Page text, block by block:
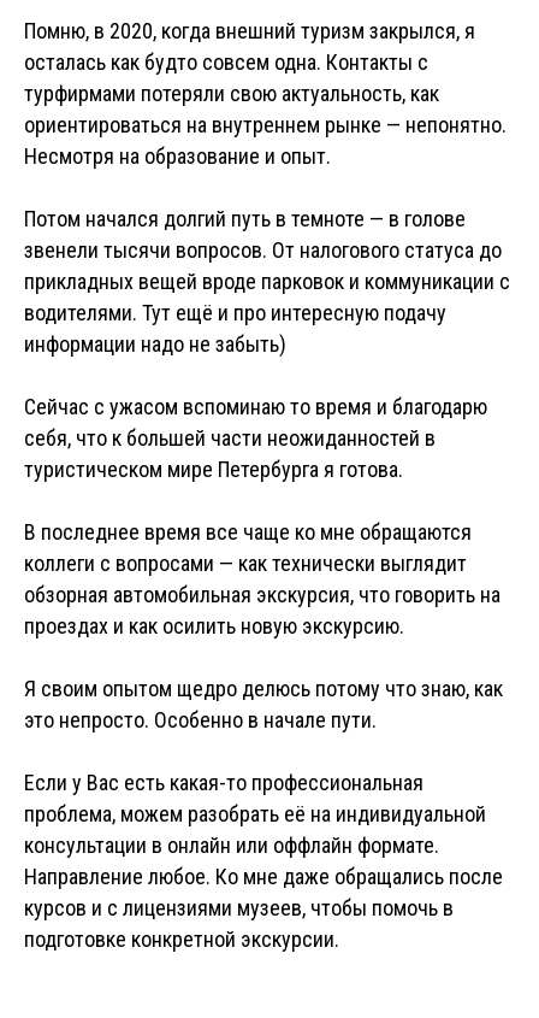
Помню, в 2020, когда внешний туризм закрылся, я
осталась как будто совсем одна. Контакты с
турфирмами потеряли свою актуальность, как
ориентироваться на внутреннем рынке — непонятно.
Несмотря на образование и опыт.
Потом начался долгий путь в темноте — в голове
звенели тысячи вопросов. От налогового статуса до
прикладных вещей вроде парковок и коммуникации с
водителями. Тут ещё и про интересную подачу
информации надо не забыть)
Сейчас с ужасом вспоминаю то время и благодарю
себя, что к большей части неожиданностей в
туристическом мире Петербурга я готова.
В последнее время все чаще ко мне обращаются
коллеги с вопросами — как технически выглядит
обзорная автомобильная экскурсия, что говорить на
проездах и как осилить новую экскурсию.
Я своим опытом щедро делюсь потому что знаю, как
это непросто. Особенно в начале пути.
Если у Вас есть какая-то профессиональная
проблема, можем разобрать её на индивидуальной
консультации в онлайн или оффлайн формате.
Направление любое. Ко мне даже обращались после
курсов и с лицензиями музеев, чтобы помочь в
подготовке конкретной экскурсии.